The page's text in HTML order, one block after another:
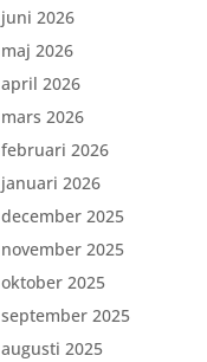
juni 2026
maj 2026
april 2026
mars 2026
februari 2026
januari 2026
december 2025
november 2025
oktober 2025
september 2025
augusti 2025